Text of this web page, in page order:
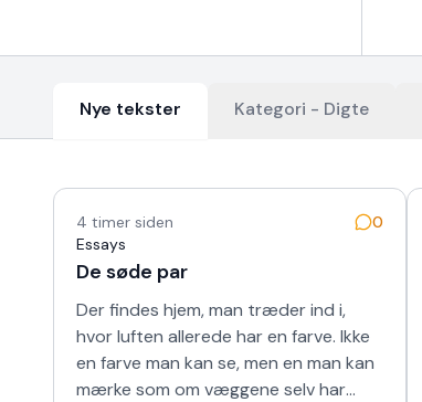
Nye tekster Kategori - Digte
4 timer siden
0
Essays
De søde par
Der findes hjem, man træder ind i,
hvor luften allerede har en farve. Ikke
en farve man kan se, men en man kan
mærke som om væggene selv har